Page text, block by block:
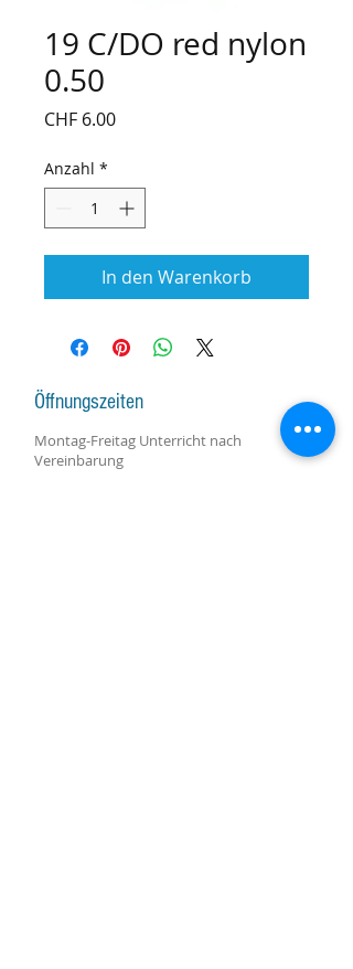
19 C/DO red nylon
0.50
CHF 6.00Preis
Anzahl *
In den Warenkorb
Öffnungszeiten
Montag-Freitag Unterricht nach
Vereinbarung